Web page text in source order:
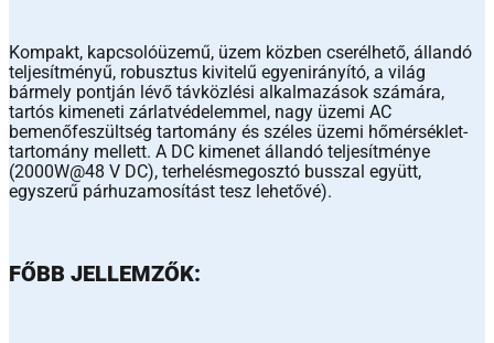
Kompakt, kapcsolóüzemű, üzem közben cserélhető, állandó
teljesítményű, robusztus kivitelű egyenirányító, a világ
bármely pontján lévő távközlési alkalmazások számára,
tartós kimeneti zárlatvédelemmel, nagy üzemi AC
bemenőfeszültség tartomány és széles üzemi hőmérséklet-
tartomány mellett. A DC kimenet állandó teljesítménye
(2000W@48 V DC), terhelésmegosztó busszal együtt,
egyszerű párhuzamosítást tesz lehetővé).
FŐBB JELLEMZŐK: